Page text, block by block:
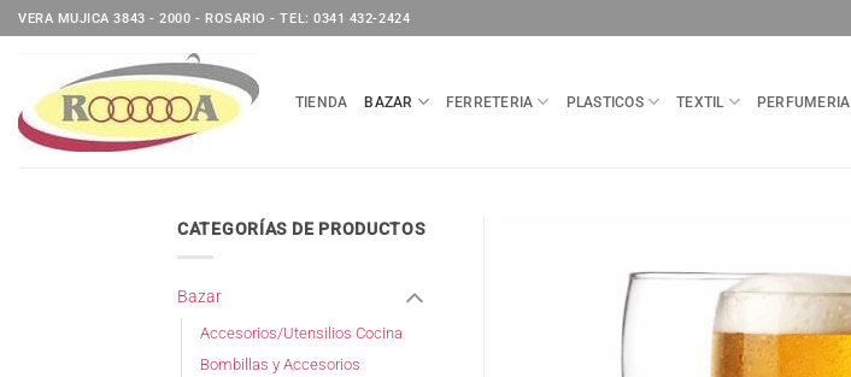
Saltar
al
VERA MUJICA 3843 - 2000 - ROSARIO - TEL: 0341 432-2424
TIENDA BAZAR FERRETERIA PLASTICOS TEXTIL PERFUMERIA
CATEGORÍAS DE PRODUCTOS
Bazar
Accesorios/Utensilios Cocina
Bombillas y Accesorios